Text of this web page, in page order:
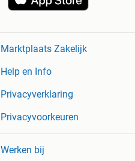
Marktplaats Zakelijk
Help en Info
Privacyverklaring
Privacyvoorkeuren
Werken bij